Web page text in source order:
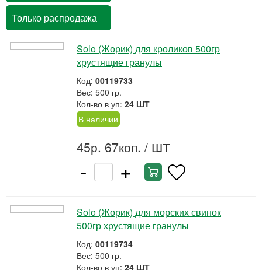
Только распродажа
Solo (Жорик) для кроликов 500гр
хрустящие гранулы
Код: 00119733
Вес: 500 гр.
Кол-во в уп: 24 ШТ
В наличии
45р. 67коп. / ШТ
- +
Solo (Жорик) для морских свинок
500гр хрустящие гранулы
Код: 00119734
Вес: 500 гр.
Кол-во в уп: 24 ШТ